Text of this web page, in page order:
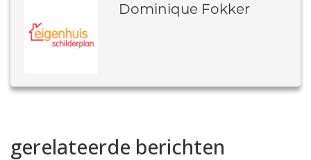
Dominique Fokker
gerelateerde berichten